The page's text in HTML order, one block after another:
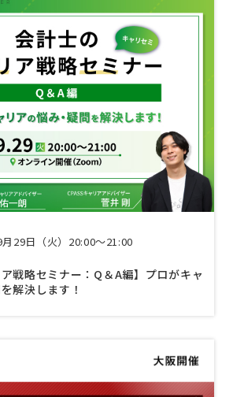
29日（火）20:00～21:00
ア戦略セミナー：Q＆A編】プロがキャ
解決します！